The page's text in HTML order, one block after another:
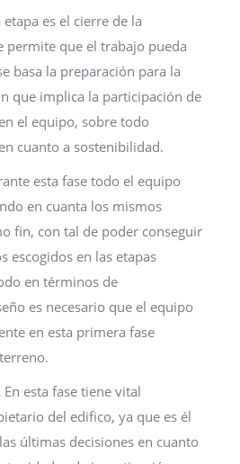
etapa es el cierre de la
permite que el trabajo pueda
basa la preparación para la
que implica la participación de
el equipo, sobre todo
cuanto a sostenibilidad.
esta fase todo el equipo
en cuanta los mismos
fin, con tal de poder conseguir
escogidos en las etapas
en términos de
es necesario que el equipo
en esta primera fase
En esta fase tiene vital
del edifico, ya que es él
últimas decisiones en cuanto